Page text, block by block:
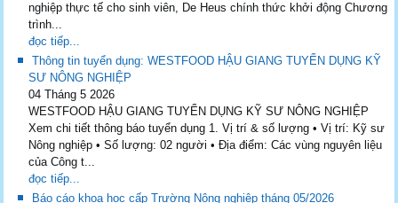
nghiệp thực tế cho sinh viên, De Heus chính thức khởi động Chương
trình...
đọc tiếp...
Thông tin tuyển dụng: WESTFOOD HẬU GIANG TUYỂN DỤNG KỸ
SƯ NÔNG NGHIỆP
04 Tháng 5 2026
WESTFOOD HẬU GIANG TUYỂN DỤNG KỸ SƯ NÔNG NGHIỆP
Xem chi tiết thông báo tuyển dụng 1. Vị trí & số lượng • Vị trí: Kỹ sư
Nông nghiệp • Số lượng: 02 người • Địa điểm: Các vùng nguyên liệu
của Công t...
đọc tiếp...
Báo cáo khoa học cấp Trường Nông nghiệp tháng 05/2026